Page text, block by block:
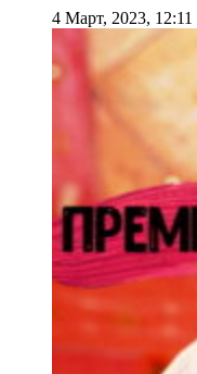
4 Март, 2023, 12:11